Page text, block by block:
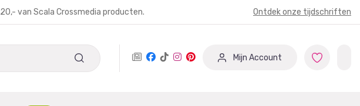
van Scala Crossmedia producten. Ontdek onze tijdschriften
Mijn Account